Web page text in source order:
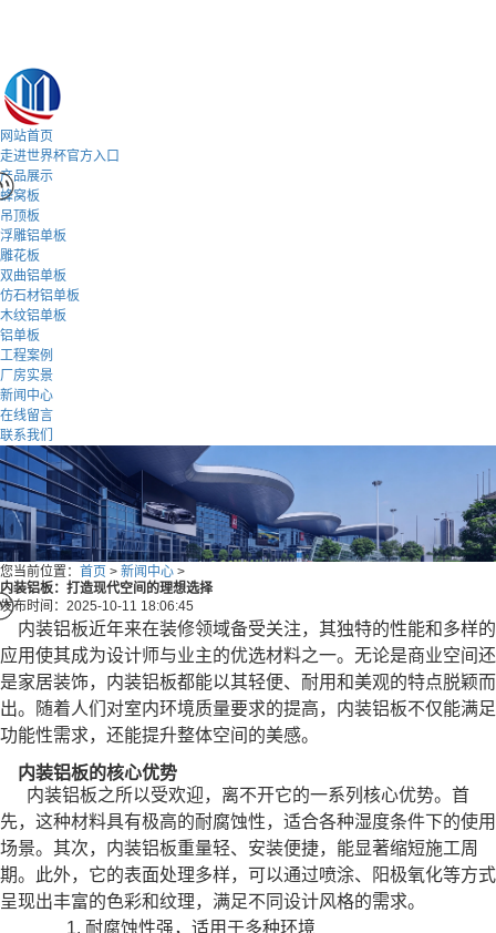
网站首页
走进世界杯官方入口
产品展示
蜂窝板
吊顶板
浮雕铝单板
雕花板
双曲铝单板
仿石材铝单板
木纹铝单板
铝单板
工程案例
厂房实景
新闻中心
在线留言
联系我们
您当前位置： 首页 > 新闻中心 >
内装铝板：打造现代空间的理想选择
发布时间：2025-10-11 18:06:45
内装铝板近年来在装修领域备受关注，其独特的性能和多样的
应用使其成为设计师与业主的优选材料之一。无论是商业空间还
是家居装饰，内装铝板都能以其轻便、耐用和美观的特点脱颖而
出。随着人们对室内环境质量要求的提高，内装铝板不仅能满足
功能性需求，还能提升整体空间的美感。
内装铝板的核心优势
内装铝板之所以受欢迎，离不开它的一系列核心优势。首
先，这种材料具有极高的耐腐蚀性，适合各种湿度条件下的使用
场景。其次，内装铝板重量轻、安装便捷，能显著缩短施工周
期。此外，它的表面处理多样，可以通过喷涂、阳极氧化等方式
呈现出丰富的色彩和纹理，满足不同设计风格的需求。
1. 耐腐蚀性强，适用于多种环境